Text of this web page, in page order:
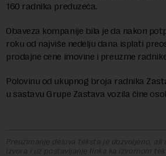
160 radnika preduzeća.
Obaveza kompanije bila je da nakon
roku od najviše nedelju dana isplati
prodajne cene imovine i preuzme
Polovinu od ukupnog broja radnika
u sastavu Grupe Zastava vozila čine
Preuzimanje delova teksta je dozvoljeno, ali
izvora i uz postavljanje linka ka izvornom